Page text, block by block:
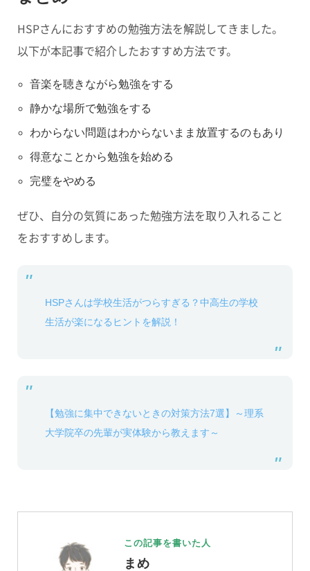
HSPさんにおすすめの勉強方法を解説してきました。
以下が本記事で紹介したおすすめ方法です。
音楽を聴きながら勉強をする
静かな場所で勉強をする
わからない問題はわからないまま放置するのもあり
得意なことから勉強を始める
完璧をやめる
ぜひ、自分の気質にあった勉強方法を取り入れること
をおすすめします。
HSPさんは学校生活がつらすぎる？中高生の学校
生活が楽になるヒントを解説！
【勉強に集中できないときの対策方法7選】～理系
大学院卒の先輩が実体験から教えます～
この記事を書いた人
まめ